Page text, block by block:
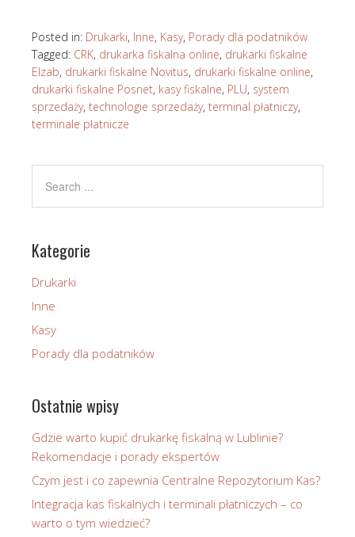
Posted in: Drukarki, Inne, Kasy, Porady dla podatników
Tagged: CRK, drukarka fiskalna online, drukarki fiskalne
Elzab, drukarki fiskalne Novitus, drukarki fiskalne online,
drukarki fiskalne Posnet, kasy fiskalne, PLU, system
sprzedaży, technologie sprzedaży, terminal płatniczy,
terminale płatnicze
Kategorie
Drukarki
Inne
Kasy
Porady dla podatników
Ostatnie wpisy
Gdzie warto kupić drukarkę fiskalną w Lublinie?
Rekomendacje i porady ekspertów
Czym jest i co zapewnia Centralne Repozytorium Kas?
Integracja kas fiskalnych i terminali płatniczych – co
warto o tym wiedzieć?